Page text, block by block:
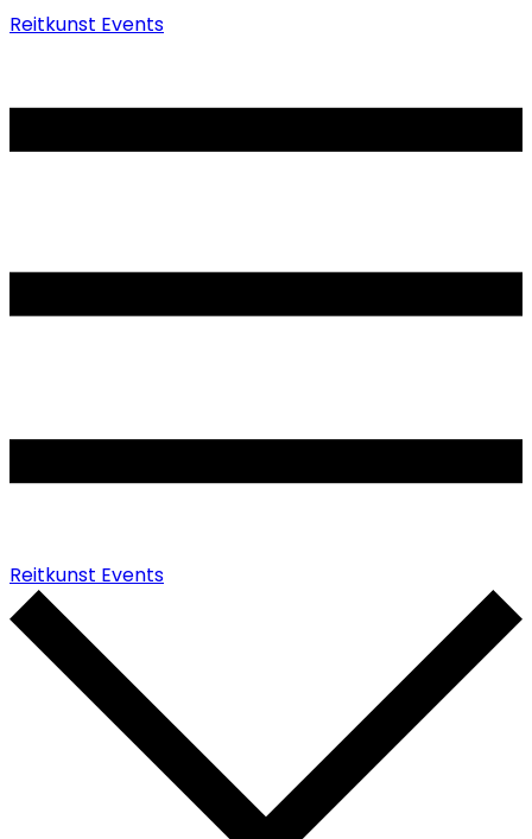
Reitkunst Events
Reitkunst Events